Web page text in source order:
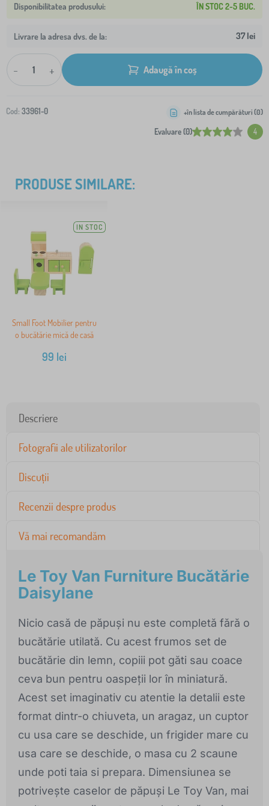
ÎN STOC 2-5 BUC.
Livrare la adresa dvs. de la: 37 lei
- + Adaugă în coș
Cod: 33961-0
Evaluare (0) 4
+în lista de cumpărături (0)
PRODUSE SIMILARE:
IN STOC
Small Foot Mobilier pentru
o bucătărie mică de casă
99 lei
Descriere
Fotografii ale utilizatorilor
Discuții
Recenzii despre produs
Vă mai recomandăm
Le Toy Van Furniture Bucătărie
Daisylane
Nicio casă de păpuși nu este completă fără o
bucătărie utilată. Cu acest frumos set de
bucătărie din lemn, copiii pot găti sau coace
ceva bun pentru oaspeții lor în miniatură.
Acest set imaginativ cu atentie la detalii este
format dintr-o chiuveta, un aragaz, un cuptor
cu usa care se deschide, un frigider mare cu
usa care se deschide, o masa cu 2 scaune
unde poti taia si prepara. Dimensiunea se
potrivește caselor de păpuși Le Toy Van, mai